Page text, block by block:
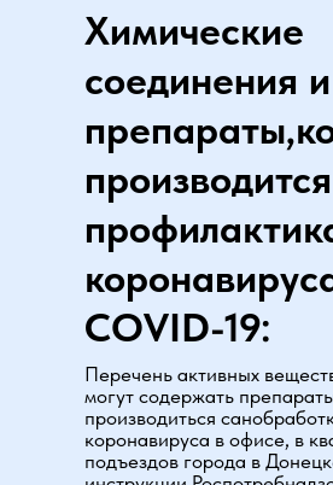
Перечень активных
могут содержать
производиться
коронавируса в офисе, в
подъездов города в
Химические
соединения и
производится
COVID-19: